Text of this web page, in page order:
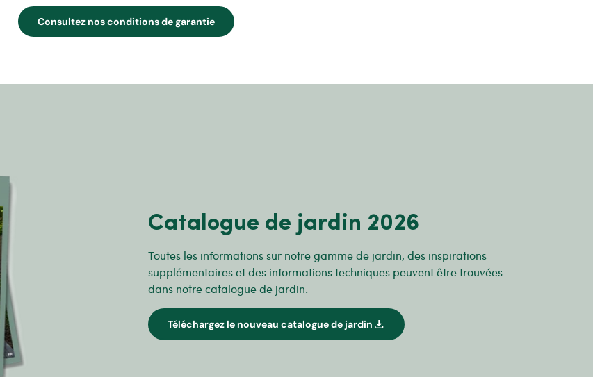
Consultez nos conditions de garantie
Catalogue de jardin 2026
Toutes les informations sur notre gamme de jardin, des inspirations
supplémentaires et des informations techniques peuvent être trouvées
dans notre catalogue de jardin.
Téléchargez le nouveau catalogue de jardin download